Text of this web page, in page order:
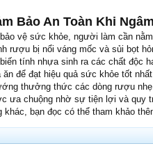
Bảo An Toàn Khi
vệ sức khỏe, người làm cần
rượu bị nổi váng mốc và sủi bọt
tính nhựa sinh ra các chất
để đạt hiệu quả sức khỏe tốt
thưởng thức các dòng rượu
ưa chuộng nhờ sự tiện lợi và quy
khác, bạn đọc có thể tham khảo